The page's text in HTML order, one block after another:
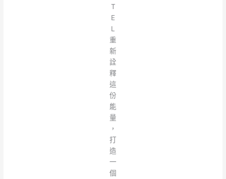
T
E
L
重
新
詮
釋
這
份
能
量
，
打
造
一
個